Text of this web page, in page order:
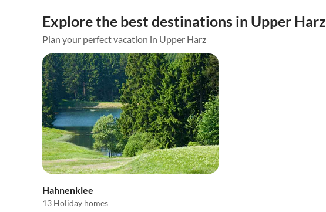
Explore the best destinations in Upper Harz
Plan your perfect vacation in Upper Harz
Hahnenklee
13 Holiday homes